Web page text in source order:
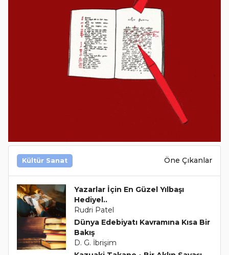
Kültür Sanat Öne Çıkanlar
Yazarlar İçin En Güzel Yılbaşı
Hediyel..
Rudri Patel
Dünya Edebiyatı Kavramına Kısa Bir
Bakış
D. G. İbrişim